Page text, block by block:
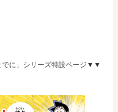
に」シリーズ特設ページ▼▼